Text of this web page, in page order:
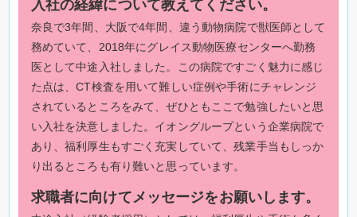
入社の経緯について教えてください。
奈良で3年間、大阪で4年間、違う動物病院で獣医師として
務めていて、2018年にグレイス動物医療センターへ勤務
医として中途入社しました。この病院ですごく魅力に感じ
た点は、CT検査を用いて難しい症例や手術にチャレンジ
されているところをみて、ぜひともここで勉強したいと思
い入社を決意しました。イオングループという企業病院で
あり、福利厚生もすごく充実していて、残業手当もしっか
り出るところも有り難いと思っています。
求職者に向けてメッセージをお願いします。